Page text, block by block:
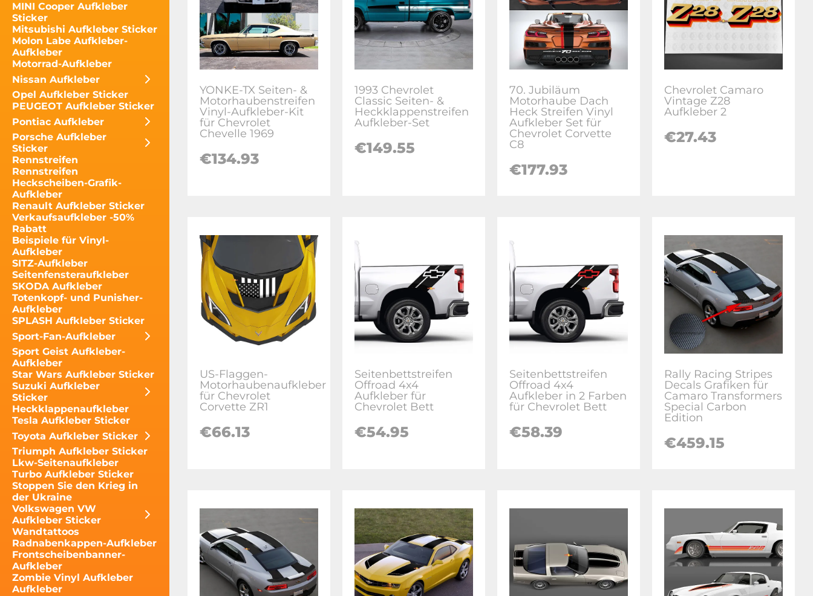
MINI Cooper Aufkleber
Sticker
Mitsubishi Aufkleber Sticker
Molon Labe Aufkleber-
Aufkleber
Motorrad-Aufkleber
Nissan Aufkleber
Opel Aufkleber Sticker
PEUGEOT Aufkleber Sticker
Pontiac Aufkleber
Porsche Aufkleber
Sticker
Rennstreifen
Rennstreifen
Heckscheiben-Grafik-
Aufkleber
Renault Aufkleber Sticker
Verkaufsaufkleber -50%
Rabatt
Beispiele für Vinyl-
Aufkleber
SITZ-Aufkleber
Seitenfensteraufkleber
SKODA Aufkleber
Totenkopf- und Punisher-
Aufkleber
SPLASH Aufkleber Sticker
Sport-Fan-Aufkleber
Sport Geist Aufkleber-
Aufkleber
Star Wars Aufkleber Sticker
Suzuki Aufkleber
Sticker
Heckklappenaufkleber
Tesla Aufkleber Sticker
Toyota Aufkleber Sticker
Triumph Aufkleber Sticker
Lkw-Seitenaufkleber
Turbo Aufkleber Sticker
Stoppen Sie den Krieg in
der Ukraine
Volkswagen VW
Aufkleber Sticker
Wandtattoos
Radnabenkappen-Aufkleber
Frontscheibenbanner-
Aufkleber
Zombie Vinyl Aufkleber
Aufkleber
YONKE-TX Seiten- &
Motorhaubenstreifen
Vinyl-Aufkleber-Kit
für Chevrolet
Chevelle 1969
€134.93
1993 Chevrolet
Classic Seiten- &
Heckklappenstreifen
Aufkleber-Set
€149.55
70. Jubiläum
Motorhaube Dach
Heck Streifen Vinyl
Aufkleber Set für
Chevrolet Corvette
C8
€177.93
Chevrolet Camaro
Vintage Z28
Aufkleber 2
€27.43
US-Flaggen-
Motorhaubenaufkleber
für Chevrolet
Corvette ZR1
€66.13
Seitenbettstreifen
Offroad 4x4
Aufkleber für
Chevrolet Bett
€54.95
Seitenbettstreifen
Offroad 4x4
Aufkleber in 2 Farben
für Chevrolet Bett
€58.39
Rally Racing Stripes
Decals Grafiken für
Camaro Transformers
Special Carbon
Edition
€459.15